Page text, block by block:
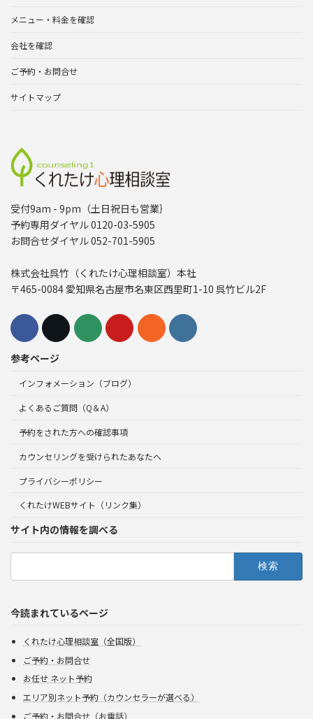
メニュー・料金を確認
会社を確認
ご予約・お問合せ
サイトマップ
受付9am - 9pm（土日祝日も営業｝
予約専用ダイヤル 0120-03-5905
お問合せダイヤル 052-701-5905
株式会社呉竹（くれたけ心理相談室）本社
〒465-0084 愛知県名古屋市名東区西里町1-10 呉竹ビル2F
参考ページ
インフォメーション（ブログ）
よくあるご質問（Q＆A）
予約をされた方への確認事項
カウンセリングを受けられたあなたへ
プライバシーポリシー
くれたけWEBサイト（リンク集）
サイト内の情報を調べる
検
今読まれているページ
くれたけ心理相談室（全国版）
ご予約・お問合せ
お任せ ネット予約
エリア別ネット予約（カウンセラーが選べる）
ご予約・お問合せ（お電話）